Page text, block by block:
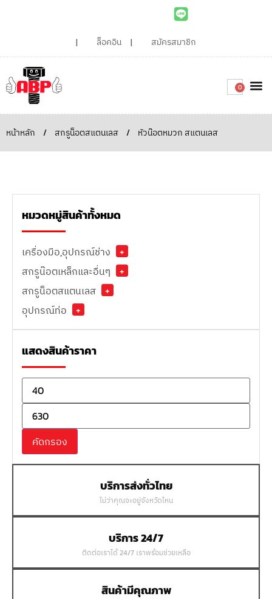
ล็อคอิน สมัครสมาชิก
0
หน้าหลัก / สกรูน็อตสแตนเลส / หัวน๊อตหมวก สแตนเลส
หมวดหมู่สินค้าทั้งหมด
เครื่องมือ,อุปกรณ์ช่าง
+
สกรูน๊อตเหล็กและอื่นๆ
+
สกรูน็อตสแตนเลส
+
อุปกรณ์ท่อ
+
แสดงสินค้าราคา
คัดกรอง
บริการส่งทั่วไทย
ไม่ว่าคุณจะอยู่จังหวัดไหน
บริการ 24/7
ติดต่อเราได้ 24/7 เราพร้อมช่วยเหลือ
สินค้ามีคุณภาพ